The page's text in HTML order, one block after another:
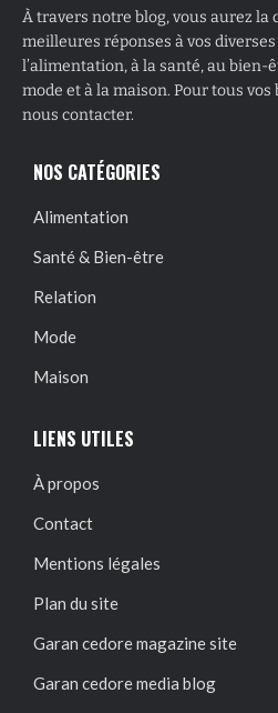
À travers notre blog, vous aurez la
meilleures réponses à vos
l’alimentation, à la santé, au bien-
mode et à la maison. Pour tous vos
nous contacter.
NOS CATÉGORIES
Alimentation
Santé & Bien-être
Relation
Mode
Maison
LIENS UTILES
À propos
Contact
Mentions légales
Plan du site
Garan cedore magazine site
Garan cedore media blog